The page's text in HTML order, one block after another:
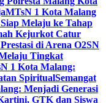
MTsN 1 Kota Malang
Melaju ke Tahap
Kejurkot Catur
di Arena O2SN
Tingkat
1 Kota Malang:
SpiritualSemangat
Menjadi Generasi
GTK dan Siswa